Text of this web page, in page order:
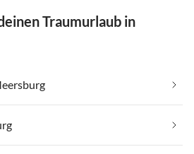
Traumurlaub in